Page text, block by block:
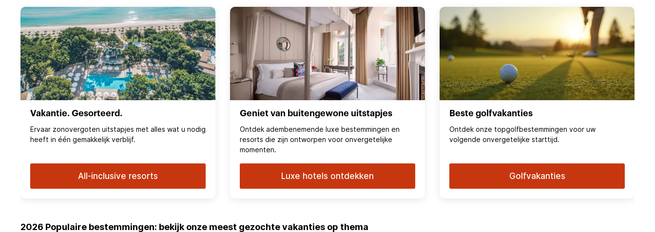
Vakantie. Gesorteerd.
Ervaar zonovergoten uitstapjes met alles wat u nodig
heeft in één gemakkelijk verblijf.
All-inclusive resorts
Geniet van buitengewone uitstapjes
Ontdek adembenemende luxe bestemmingen en
resorts die zijn ontworpen voor onvergetelijke
momenten.
Luxe hotels ontdekken
Beste golfvakanties
Ontdek onze topgolfbestemmingen voor uw
volgende onvergetelijke starttijd.
Golfvakanties
2026 Populaire bestemmingen: bekijk onze meest gezochte vakanties op thema